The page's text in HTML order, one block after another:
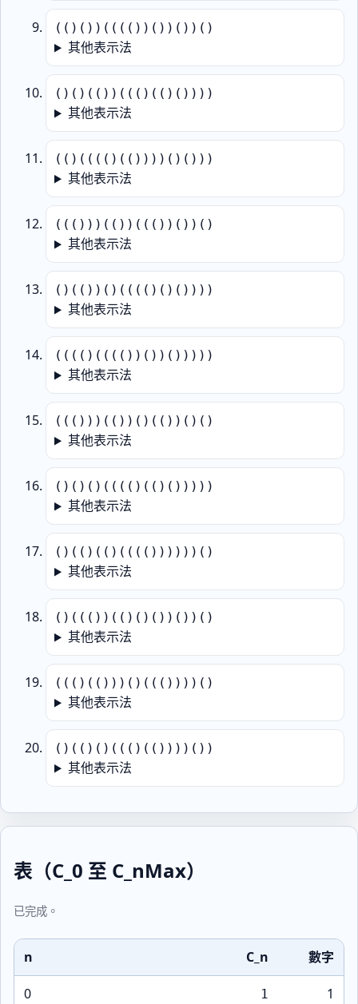
(()())(((())())())()
其他表示法
()()(())((()(()())))
其他表示法
(()(((()(())))()()))
其他表示法
((()))(())((())())()
其他表示法
()(())()(((()()())))
其他表示法
(((()(((())())()))))
其他表示法
((()))(())()(())()()
其他表示法
()()()(((()(()()))))
其他表示法
()(()(()(((())))))()
其他表示法
()((())(()()())())()
其他表示法
((()(()))()((())))()
其他表示法
()(()()((()(())))())
其他表示法
表（C_0 至 C_nMax）
已完成。
n C_n 數字
0 1 1